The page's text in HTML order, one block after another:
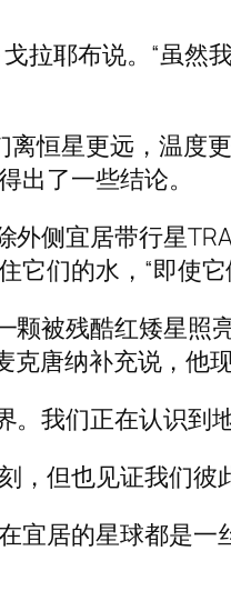
戈拉耶布说。“虽
恒星更远，温度
了一些结论。
侧宜居带行星
们的水，“即使
被残酷红矮星照
唐纳补充说，他
。我们正在认识到
但也见证我们彼
宜居的星球都是